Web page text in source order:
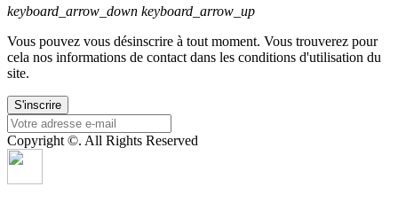
keyboard_arrow_down keyboard_arrow_up
Vous pouvez vous désinscrire à tout moment. Vous trouverez pour
cela nos informations de contact dans les conditions d'utilisation du
site.
Copyright ©. All Rights Reserved